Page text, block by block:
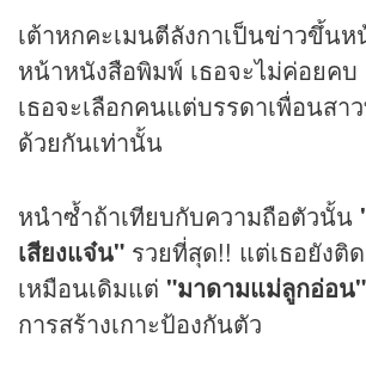
เต้าหกคะเมนตีลังกาเป็นข่าวขึ้นห
หน้าหนังสือพิมพ์ เธอจะไม่ค่อยคบ
เธอจะเลือกคนแต่บรรดาเพื่อนสา
ด้วยกันเท่านั้น
หนำซ้ำถ้าเทียบกับความถือตัวนั้น
เสียงแจ๋น" รวยที่สุด!! แต่เธอยังติ
เหมือนเดิมแต่ "มาดามแม่ลูกอ่อน"
การสร้างเกาะป้องกันตัว